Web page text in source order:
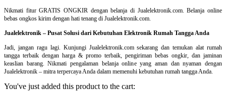
Nikmati fitur GRATIS ONGKIR dengan belanja di Jualelektronik.com. Belanja online
bebas ongkos kirim dengan hati tenang di Jualelektronik.com.
Jualelektronik – Pusat Solusi dari Kebutuhan Elektronik Rumah Tangga Anda
Jadi, jangan ragu lagi. Kunjungi Jualelektronik.com sekarang dan temukan alat rumah
tangga terbaik dengan harga & promo terbaik, pengiriman bebas ongkir, dan jaminan
keaslian barang. Nikmati pengalaman belanja online yang aman dan nyaman dengan
Jualelektronik – mitra terpercaya Anda dalam memenuhi kebutuhan rumah tangga Anda.
You've just added this product to the cart: